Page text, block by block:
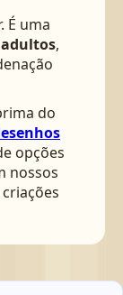
É uma
,
do
opções
nossos